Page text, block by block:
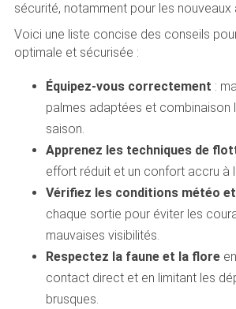
sécurité, notamment pour les nouveaux
Voici une liste concise des conseils
optimale et sécurisée :
Équipez-vous correctement :
palmes adaptées et combinaison
saison.
Apprenez les techniques de
effort réduit et un confort accru à
Vérifiez les conditions météo
chaque sortie pour éviter les
mauvaises visibilités.
Respectez la faune et la flore
contact direct et en limitant les
brusques.